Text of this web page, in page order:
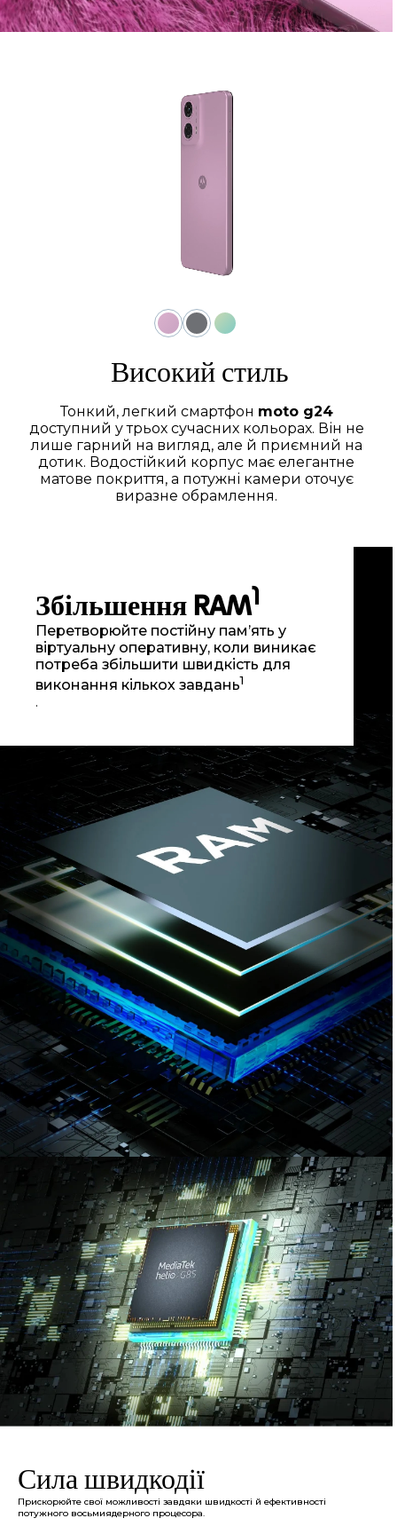
Високий стиль
Тонкий, легкий смартфон moto g24
доступний у трьох сучасних кольорах. Він не
лише гарний на вигляд, але й приємний на
дотик. Водостійкий корпус має елегантне
матове покриття, а потужні камери оточує
виразне обрамлення.
Збільшення RAM1
Перетворюйте постійну пам’ять у
віртуальну оперативну, коли виникає
потреба збільшити швидкість для
виконання кількох завдань1
.
Сила швидкодії
Прискорюйте свої можливості завдяки швидкості й ефективності
потужного восьмиядерного процесора.